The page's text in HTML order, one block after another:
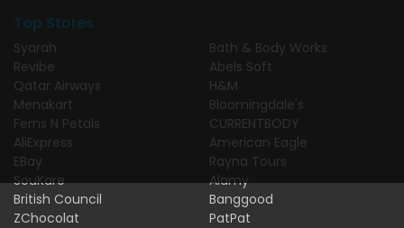
Top Stores
Syarah
Revibe
Qatar Airways
Menakart
Ferns N Petals
AliExpress
EBay
SouKare
British Council
ZChocolat
Bath & Body Works
Abels Soft
H&M
Bloomingdale's
CURRENTBODY
American Eagle
Rayna Tours
Alamy
Banggood
PatPat